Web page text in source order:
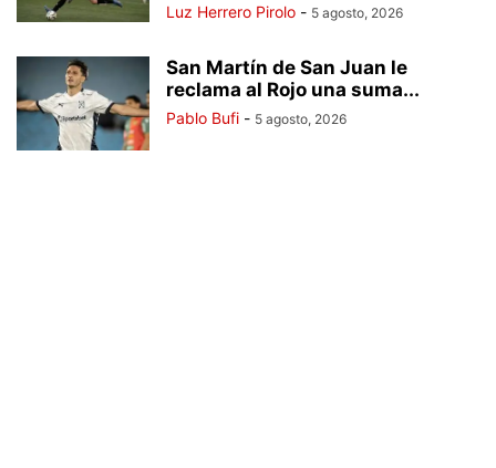
Luz Herrero Pirolo - 5 agosto, 2026
San Martín de San Juan le
reclama al Rojo una suma...
Pablo Bufi - 5 agosto, 2026